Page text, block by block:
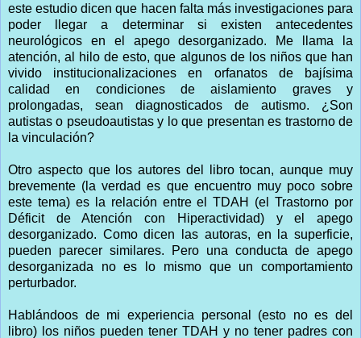
este estudio dicen que hacen falta más investigaciones para
poder llegar a determinar si existen antecedentes
neurológicos en el apego desorganizado. Me llama la
atención, al hilo de esto, que algunos de los niños que han
vivido institucionalizaciones en orfanatos de bajísima
calidad en condiciones de aislamiento graves y
prolongadas, sean diagnosticados de autismo. ¿Son
autistas o pseudoautistas y lo que presentan es trastorno de
la vinculación?
Otro aspecto que los autores del libro tocan, aunque muy
brevemente (la verdad es que encuentro muy poco sobre
este tema) es la relación entre el TDAH (el Trastorno por
Déficit de Atención con Hiperactividad) y el apego
desorganizado. Como dicen las autoras, en la superficie,
pueden parecer similares. Pero una conducta de apego
desorganizada no es lo mismo que un comportamiento
perturbador.
Hablándoos de mi experiencia personal (esto no es del
libro) los niños pueden tener TDAH y no tener padres con